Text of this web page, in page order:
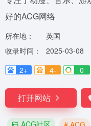
好的ACG网络
所在地：
英国
收录时间：
2025-03-08
2+
4- 0
打开网站
ACG社区